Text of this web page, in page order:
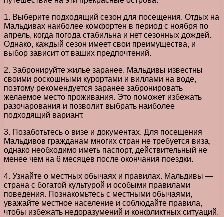
1. Выберите подходящий сезон для посещения. Отдых на
Мальдивах наиболее комфортен в период с ноября по
апрель, когда погода стабильна и нет сезонных дождей.
Однако, каждый сезон имеет свои преимущества, и
выбор зависит от ваших предпочтений.
2. Забронируйте жилье заранее. Мальдивы известны
своими роскошными курортами и виллами на воде,
поэтому рекомендуется заранее забронировать
желаемое место проживания. Это поможет избежать
разочарования и позволит выбрать наиболее
подходящий вариант.
3. Позаботьтесь о визе и документах. Для посещения
Мальдивов гражданам многих стран не требуется виза,
однако необходимо иметь паспорт, действительный не
менее чем на 6 месяцев после окончания поездки.
4. Узнайте о местных обычаях и правилах. Мальдивы —
страна с богатой культурой и особыми правилами
поведения. Познакомьтесь с местными обычаями,
уважайте местное население и соблюдайте правила,
чтобы избежать недоразумений и конфликтных ситуаций.